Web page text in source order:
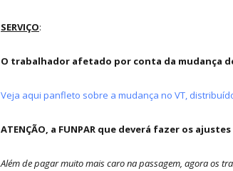
SERVIÇO:
O trabalhador afetado por conta da mudança
Veja aqui panfleto sobre a mudança no VT,
ATENÇÃO, a FUNPAR que deverá fazer os
Além de pagar muito mais caro na passagem, agora os